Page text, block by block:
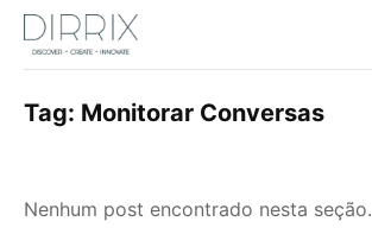
Tag: Monitorar Conversas
Nenhum post encontrado nesta seção.